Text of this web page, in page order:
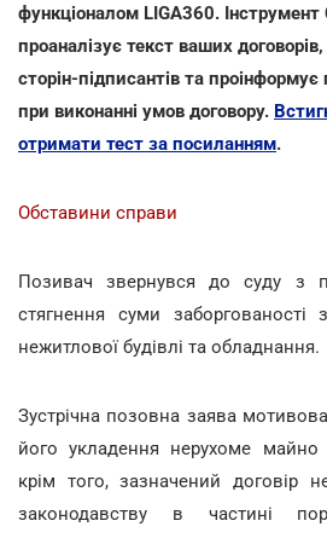
функціоналом LIGA360.
проаналізує текст ваших договорів,
сторін-підписантів та
при виконанні умов договору.
отримати тест за посиланням.
Обставини справи
Позивач звернувся до суду з
стягнення суми
нежитлової будівлі та обладнання.
Зустрічна позовна заява
його укладення нерухоме майно
крім того, зазначений договір
законодавству в частині